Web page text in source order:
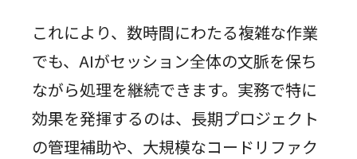
これにより、数時間にわたる複雑な作業
でも、AIがセッション全体の文脈を保ち
ながら処理を継続できます。実務で特に
効果を発揮するのは、長期プロジェクト
の管理補助や、大規模なコードリファク